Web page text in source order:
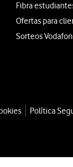
Fibra
Ofertas para
Sorteos
Política